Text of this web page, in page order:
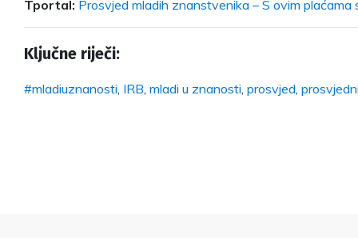
Tportal: Prosvjed mladih znanstvenika – S ovim plaćama
Ključne riječi:
#mladiuznanosti, IRB, mladi u znanosti, prosvjed,